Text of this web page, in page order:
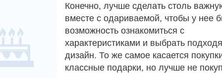
Конечно, лучше сделать столь
вместе с одариваемой, чтобы у нее
возможность ознакомиться с
характеристиками и выбрать
дизайн. То же самое касается
классные подарки, но лучше не